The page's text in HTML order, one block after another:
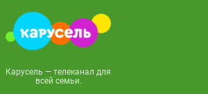
Карусель — телеканал для
всей семьи.